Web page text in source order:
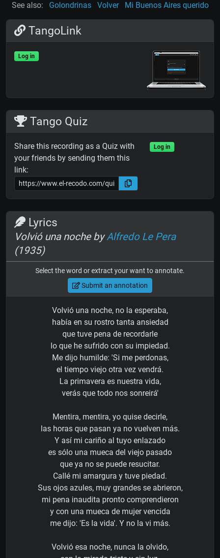
See also: Golondrinas Volver Mi Buenos Aires querido
TangoLink
Log in
Tango Quiz
Share this recording as a Quiz with
your friends by sending them this
link:
Log in
Lyrics
Volvió una noche byAlfredo Le Pera
(1935)
Select the word or extract your want to annotate.
Submit an annotation
Volvió una noche, no la esperaba,
había en su rostro tanta ansiedad
que tuve pena de recordarle
lo que he sufrido con su impiedad.
Me dijo humilde: 'Si me perdonas,
el tiempo viejo otra vez vendrá.
La primavera es nuestra vida,
verás que todo nos sonreirá'
Mentira, mentira, yo quise decirle,
las horas que pasan ya no vuelven más.
Y así mi cariño al tuyo enlazado
es sólo una mueca del viejo pasado
que ya no se puede resucitar.
Callé mi amargura y tuve piedad.
Sus ojos azules, muy grandes se abrieron,
mi pena inaudita pronto comprendieron
y con una mueca de mujer vencida
me dijo: 'Es la vida'. Y no la vi más.
Volvió esa noche, nunca la olvido,